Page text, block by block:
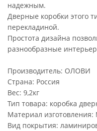
надежным.
Дверные коробки этого
перекладиной.
Простота дизайна
разнообразные
Производитель: ОЛОВИ
Страна: Россия
Вес: 9,2кг
Тип товара: коробка
Материал
Вид покрытия: